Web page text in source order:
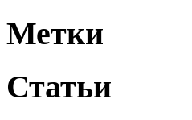
Метки
Статьи